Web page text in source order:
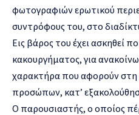
φωτογραφιών ερωτικού
συντρόφους του, στο
Εις βάρος του έχει ασκηθεί
κακουργήματος, για
χαρακτήρα που αφορούν στη
προσώπων, κατ’
Ο παρουσιαστής, ο οποίος